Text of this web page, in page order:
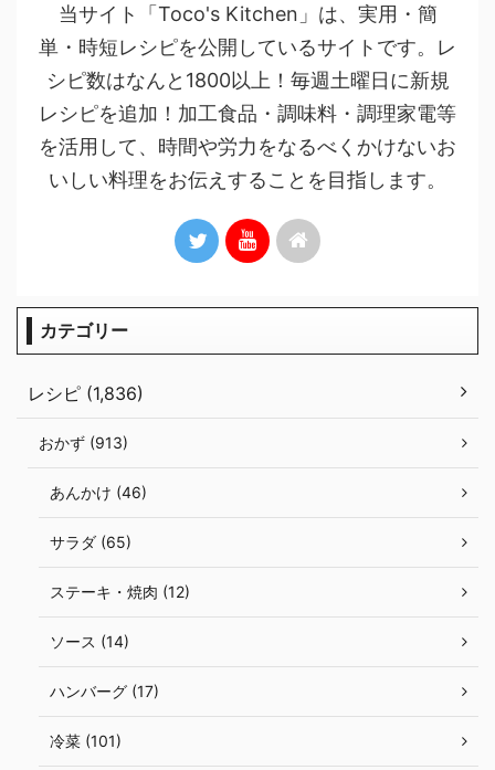
当サイト「Toco's Kitchen」は、実用・簡
単・時短レシピを公開しているサイトです。レ
シピ数はなんと1800以上！毎週土曜日に新規
レシピを追加！加工食品・調味料・調理家電等
を活用して、時間や労力をなるべくかけないお
いしい料理をお伝えすることを目指します。
カテゴリー
レシピ (1,836)
おかず (913)
あんかけ (46)
サラダ (65)
ステーキ・焼肉 (12)
ソース (14)
ハンバーグ (17)
冷菜 (101)